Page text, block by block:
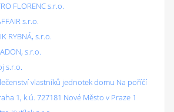
FLORENC s.r.o.
s.r.o.
RYBNÁ, s.r.o.
s.r.o.
s.r.o.
vlastníků jednotek domu Na poříčí
1, k.ú. 727181 Nové Město v Praze 1